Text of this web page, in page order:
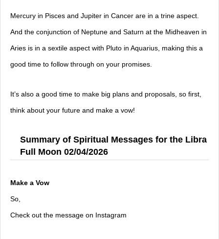
Mercury in Pisces and Jupiter in Cancer are in a trine aspect.
And the conjunction of Neptune and Saturn at the Midheaven in
Aries is in a sextile aspect with Pluto in Aquarius, making this a
good time to follow through on your promises.
It’s also a good time to make big plans and proposals, so first,
think about your future and make a vow!
Summary of Spiritual Messages for the Libra
Full Moon 02/04/2026
Make a Vow
So,
Check out the message on Instagram